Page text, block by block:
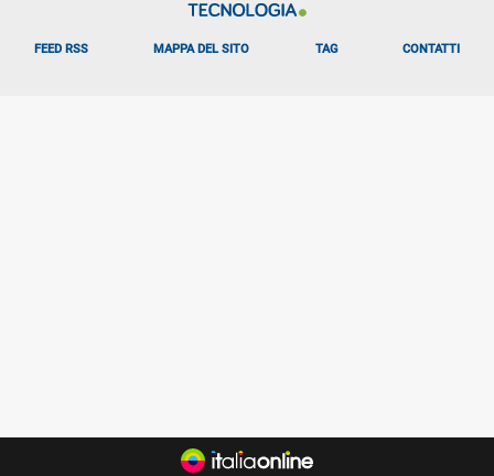
Libero Tecnologia è un prodotto Italiaonline
FEED RSS MAPPA DEL SITO TAG CONTATTI